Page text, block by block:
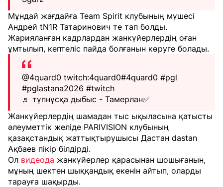
Мұндай жағдайға Team Spirit клубының мүшесі
Андрей tN1R Татаринович те тап болды.
Жарияланған кадрлардан жанкүйерлердің оған
ұмтылып, кептеліс пайда болғанын көруге болады.
@4quard0 twitch:4quard0#4quard0 #pgl
#pglastana2026 #twitch
♬ түпнұсқа дыбыс - Тамерлан✅️
Жанкүйерлердің шамадан тыс ықыласына қатысты
әлеуметтік желіде PARIVISION клубының
қазақстандық жаттықтырушысы Дастан dastan
Ақбаев пікір білдірді.
Ол видеода жанкүйерлер қарасынан шошығанын,
мұның шектен шыққандық екенін айтып, оларды
тарауға шақырды.